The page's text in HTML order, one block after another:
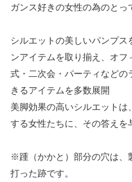
ガンス好きの女性の為のとっ
シルエットの美しいパンプ
ンアイテムを取り揃え、オ
式・二次会・パーティなど
きるアイテムを多数展開
美脚効果の高いシルエット
する女性たちに、その答えを
※踵（かかと）部分の穴は、
打った跡です。